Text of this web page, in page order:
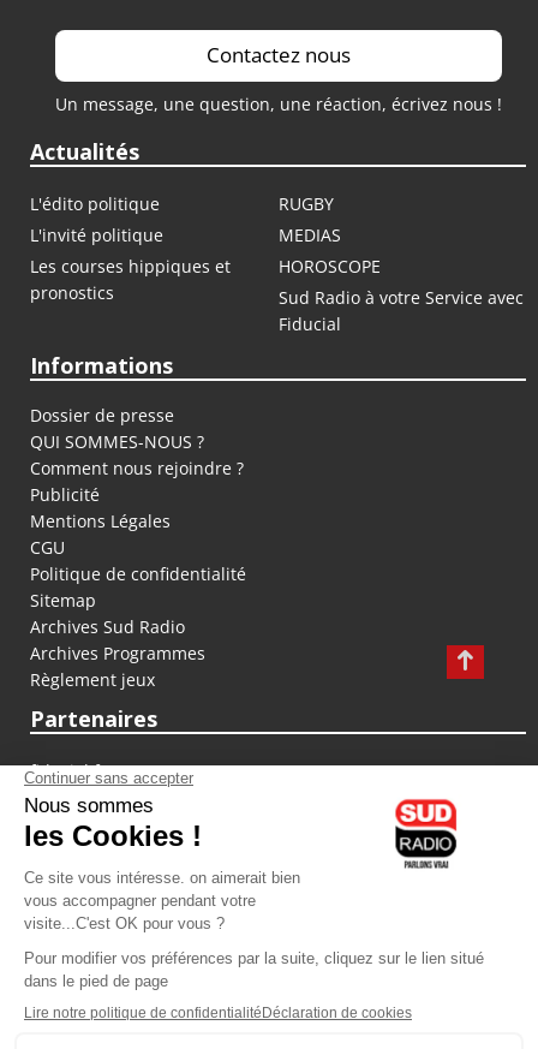
Contactez nous
Un message, une question, une réaction, écrivez nous !
Actualités
L'édito politique
RUGBY
L'invité politique
MEDIAS
Les courses hippiques et
pronostics
HOROSCOPE
Sud Radio à votre Service avec
Fiducial
Informations
Dossier de presse
QUI SOMMES-NOUS ?
Comment nous rejoindre ?
Publicité
Mentions Légales
CGU
Politique de confidentialité
Sitemap
Archives Sud Radio
Archives Programmes
Règlement jeux
Partenaires
fiducial.fr
lyoncapitale.fr
olympique-et-lyonnais.com
L'application Iphone / Android
Téléchargez l'application
Les cookies